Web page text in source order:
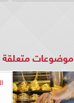
موضوعات متعلقة